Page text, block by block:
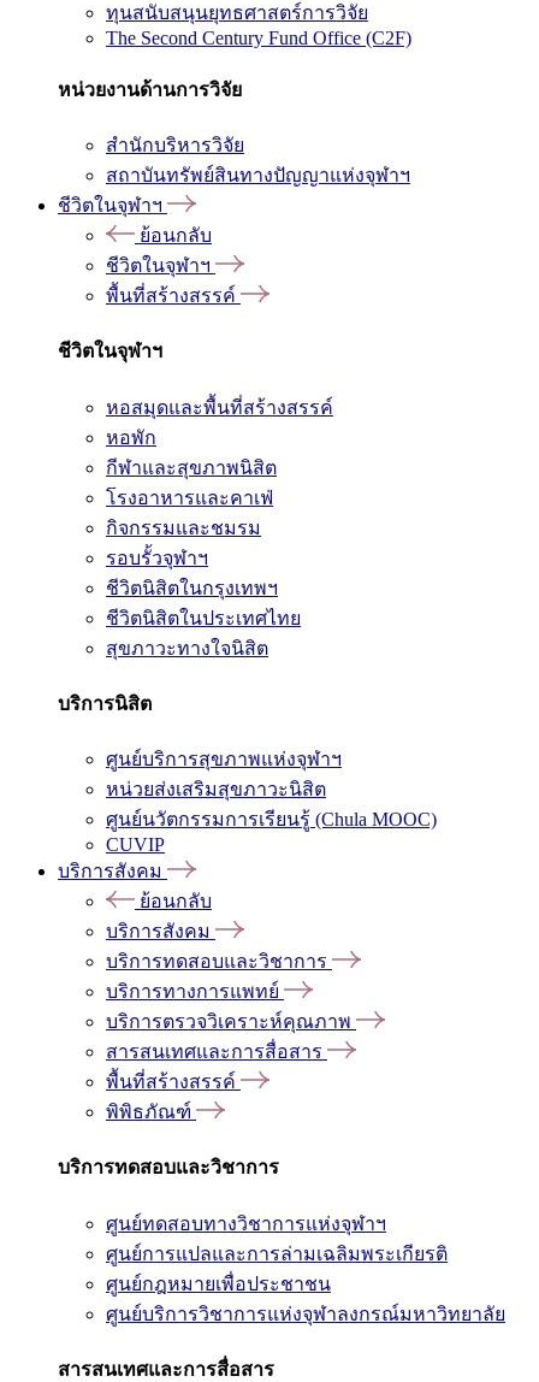
ทุนสนับสนุนยุทธศาสตร์การวิจัย
The Second Century Fund Office (C2F)
หน่วยงานด้านการวิจัย
สำนักบริหารวิจัย
สถาบันทรัพย์สินทางปัญญาแห่งจุฬาฯ
ชีวิตในจุฬาฯ
ย้อนกลับ
ชีวิตในจุฬาฯ
พื้นที่สร้างสรรค์
ชีวิตในจุฬาฯ
หอสมุดและพื้นที่สร้างสรรค์
หอพัก
กีฬาและสุขภาพนิสิต
โรงอาหารและคาเฟ่
กิจกรรมและชมรม
รอบรั้วจุฬาฯ
ชีวิตนิสิตในกรุงเทพฯ
ชีวิตนิสิตในประเทศไทย
สุขภาวะทางใจนิสิต
บริการนิสิต
ศูนย์บริการสุขภาพแห่งจุฬาฯ
หน่วยส่งเสริมสุขภาวะนิสิต
ศูนย์นวัตกรรมการเรียนรู้ (Chula MOOC)
CUVIP
บริการสังคม
ย้อนกลับ
บริการสังคม
บริการทดสอบและวิชาการ
บริการทางการแพทย์
บริการตรวจวิเคราะห์คุณภาพ
สารสนเทศและการสื่อสาร
พื้นที่สร้างสรรค์
พิพิธภัณฑ์
บริการทดสอบและวิชาการ
ศูนย์ทดสอบทางวิชาการแห่งจุฬาฯ
ศูนย์การแปลและการล่ามเฉลิมพระเกียรติ
ศูนย์กฎหมายเพื่อประชาชน
ศูนย์บริการวิชาการแห่งจุฬาลงกรณ์มหาวิทยาลัย
สารสนเทศและการสื่อสาร